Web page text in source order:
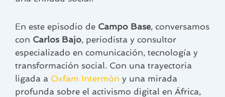
En este episodio de Campo Base, conversamos
con Carlos Bajo, periodista y consultor
especializado en comunicación, tecnología y
transformación social. Con una trayectoria
ligada a Oxfam Intermón y una mirada
profunda sobre el activismo digital en África,